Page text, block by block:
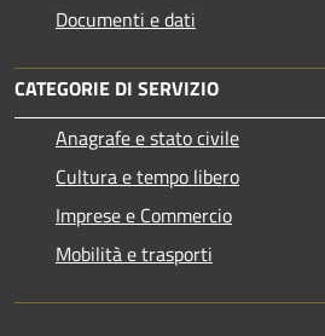
Documenti e dati
CATEGORIE DI SERVIZIO
Anagrafe e stato civile
Cultura e tempo libero
Imprese e Commercio
Mobilità e trasporti